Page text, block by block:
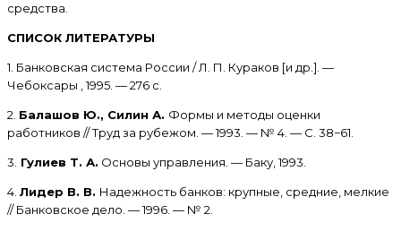
средства.
СПИСОК ЛИТЕРАТУРЫ
1. Банковская система России / Л. П. Кураков [и др.]. —
Чебоксары , 1995. — 276 с.
2. Балашов Ю., Силин А. Формы и методы оценки
работников // Труд за рубежом. — 1993. — № 4. — С. 38−61.
3. Гулиев Т. А. Основы управления. — Баку, 1993.
4. Лидер В. В. Надежность банков: крупные, средние, мелкие
// Банковское дело. — 1996. — № 2.